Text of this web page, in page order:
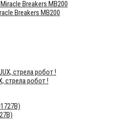
Breakers MB200
стрела робот !